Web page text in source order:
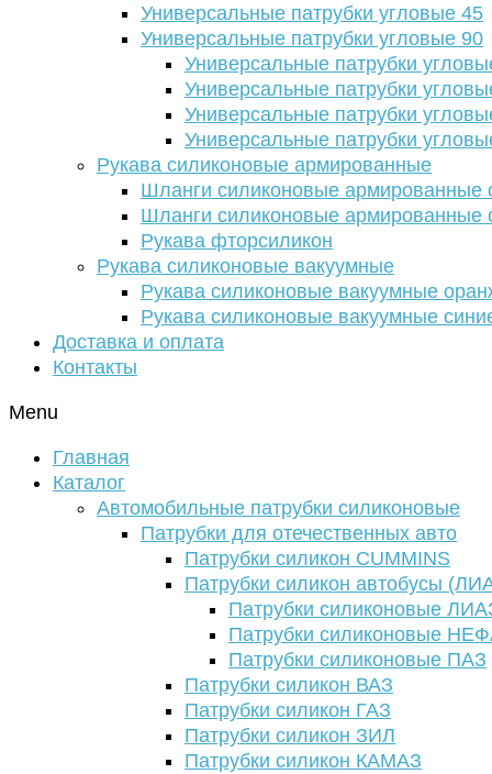
Универсальные патрубки угловые 45
Универсальные патрубки угловые 90
Универсальные патрубки
Универсальные патрубки
Универсальные патрубки
Универсальные патрубки
Рукава силиконовые армированные
Шланги силиконовые армированные
Шланги силиконовые армированные
Рукава фторсиликон
Рукава силиконовые вакуумные
Рукава силиконовые вакуумные
Рукава силиконовые вакуумные
Доставка и оплата
Контакты
Menu
Главная
Каталог
Автомобильные патрубки силиконовые
Патрубки для отечественных авто
Патрубки силикон CUMMINS
Патрубки силикон автобусы
Патрубки силиконовые
Патрубки силиконовые
Патрубки силиконовые ПАЗ
Патрубки силикон ВАЗ
Патрубки силикон ГАЗ
Патрубки силикон ЗИЛ
Патрубки силикон КАМАЗ